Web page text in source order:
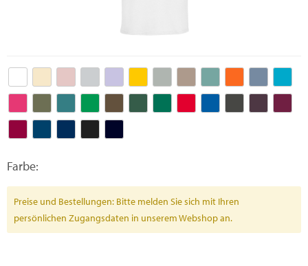
Farbe:
Preise und Bestellungen: Bitte melden Sie sich mit Ihren
persönlichen Zugangsdaten in unserem Webshop an.